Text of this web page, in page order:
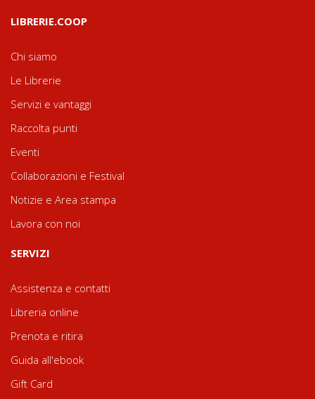
LIBRERIE.COOP
Chi siamo
Le Librerie
Servizi e vantaggi
Raccolta punti
Eventi
Collaborazioni e Festival
Notizie e Area stampa
Lavora con noi
SERVIZI
Assistenza e contatti
Libreria online
Prenota e ritira
Guida all'ebook
Gift Card